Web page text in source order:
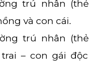
trú nhân (thẻ
và con cái.
trú nhân (thẻ
– con gái độc